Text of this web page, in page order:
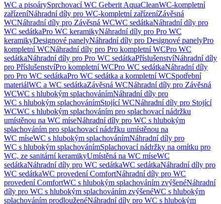
WC a pisoárySprchovací WC Geberit AquaCleanWC-kompletní
zařízeníNáhradní díly pro WC-kompletní zařízeníZávěsná
WCNáhradní díly pro Závěsná WCWC sedátkaNáhradní díly pro
WC sedátkaPro WC keramikyNáhradní díly pro Pro WC
keramikyDesignové panelyNáhradní díly pro Designové panelyPro
kompletní WCNáhradní díly pro Pro kompletní WCPro WC
sedátkaNáhradní díly pro Pro WC sedátkaPříslušenstvíNáhradní díly
pro PříslušenstvíPro kompletní WCPro WC sedátkaNáhradní díly
pro Pro WC sedátkaPro WC sedátka a kompletní WCSpotřební
materiálWC a WC sedátkaZávěsná WCNáhradní díly pro Závěsná
WCWC s hlubokým splachovánímNáhradní díly pro
WC s hlubokým splachovánímStojící WCNáhradní díly pro Stojící
WCWC s hlubokým splachováním pro splachovací nádržku
umístěnou na WC míseNáhradní díly pro WC s hlubokým
splachováním pro splachovací nádržku umístěnou na
WC míseWC s hlubokým splachovánímNáhradní díly pro
WC s hlubokým splachovánímSplachovací nádržky na omítku pro
WC, ze sanitární keramikyUmístěná na WC míseWC
sedátkaNáhradní díly pro WC sedátkaWC sedátkaNáhradní díly pro
WC sedátkaWC provedení ComfortNáhradní díly pro WC
provedení ComfortWC s hlubokým splachováním zvýšenéNáhradní
díly pro WC s hlubokým splachováním zvýšenéWC s hlubokým
splachováním prodlouženéNáhradní díly pro WC s hlubokým